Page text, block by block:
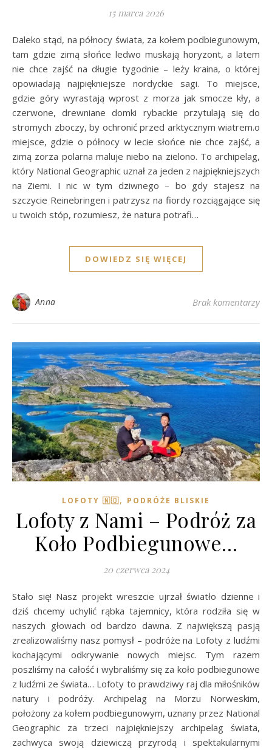
15 marca 2026
Daleko stąd, na północy świata, za kołem podbiegunowym,
tam gdzie zimą słońce ledwo muskają horyzont, a latem
nie chce zajść na długie tygodnie – leży kraina, o której
opowiadają najpiękniejsze nordyckie sagi. To miejsce,
gdzie góry wyrastają wprost z morza jak smocze kły, a
czerwone, drewniane domki rybackie przytulają się do
stromych zboczy, by ochronić przed arktycznym wiatrem.o
miejsce, gdzie o północy w lecie słońce nie chce zajść, a
zimą zorza polarna maluje niebo na zielono. To archipelag,
który National Geographic uznał za jeden z najpiękniejszych
na Ziemi. I nic w tym dziwnego – bo gdy stajesz na
szczycie Reinebringen i patrzysz na fiordy rozciągające się
u twoich stóp, rozumiesz, że natura potrafi…
DOWIEDZ SIĘ WIĘCEJ
Anna Brak komentarzy
LOFOTY 🇳🇴, PODRÓŻE BLISKIE
Lofoty z Nami – Podróż za
Koło Podbiegunowe…
20 czerwca 2024
Stało się! Nasz projekt wreszcie ujrzał światło dzienne i
dziś chcemy uchylić rąbka tajemnicy, która rodziła się w
naszych głowach od bardzo dawna. Z największą pasją
zrealizowaliśmy nasz pomysł – podróże na Lofoty z ludźmi
kochającymi odkrywanie nowych miejsc. Tym razem
poszliśmy na całość i wybraliśmy się za koło podbiegunowe
z ludźmi ze świata… Lofoty to prawdziwy raj dla miłośników
natury i podróży. Archipelag na Morzu Norweskim,
położony za kołem podbiegunowym, uznany przez National
Geographic za trzeci najpiękniejszy archipelag świata,
zachwyca swoją dziewiczą przyrodą i spektakularnymi